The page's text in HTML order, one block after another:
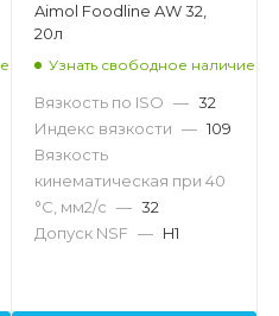
Aimol Foodline AW 32,
20л
Узнать свободное наличие
Вязкость по ISO — 32
Индекс вязкости — 109
Вязкость
кинематическая при 40
°С, мм2/с — 32
Допуск NSF — H1